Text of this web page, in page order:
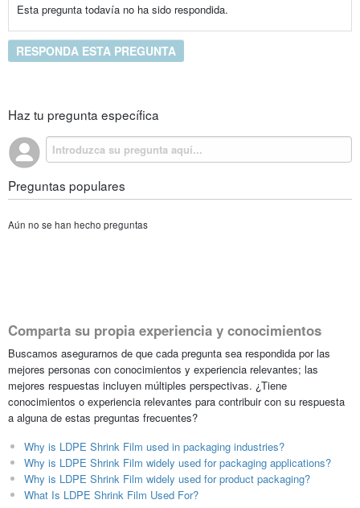
Esta pregunta todavía no ha sido respondida.
RESPONDA ESTA PREGUNTA
Haz tu pregunta específica
Preguntas populares
Aún no se han hecho preguntas
Comparta su propia experiencia y conocimientos
Buscamos asegurarnos de que cada pregunta sea respondida por las
mejores personas con conocimientos y experiencia relevantes; las
mejores respuestas incluyen múltiples perspectivas. ¿Tiene
conocimientos o experiencia relevantes para contribuir con su respuesta
a alguna de estas preguntas frecuentes?
Why is LDPE Shrink Film used in packaging industries?
Why is LDPE Shrink Film widely used for packaging applications?
Why is LDPE Shrink Film widely used for product packaging?
What Is LDPE Shrink Film Used For?